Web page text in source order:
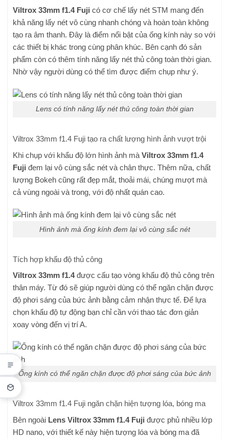
Viltrox 33mm f1.4 Fuji có cơ chế lấy nét STM mang đến
khả năng lấy nét vô cùng nhanh chóng và hoàn toàn không
tạo ra âm thanh. Đây là điểm nổi bật của ống kính này so với
các thiết bị khác trong cùng phân khúc. Bên cạnh đó sản
phẩm còn có thêm tính năng lấy nét thủ công toàn thời gian.
Nhờ vậy người dùng có thể tìm được điểm chụp như ý.
Lens có tính năng lấy nét thủ công toàn thời gian
Viltrox 33mm f1.4 Fuji tạo ra chất lượng hình ảnh vượt trội
Khi chụp với khẩu độ lớn hình ảnh mà Viltrox 33mm f1.4
Fuji đem lại vô cùng sắc nét và chân thực. Thêm nữa, chất
lượng Bokeh cũng rất đẹp mắt, thoải mái, chúng mượt mà
cả vùng ngoài và trong, với độ nhất quán cao.
Hình ảnh mà ống kính đem lại vô cùng sắc nét
Tích hợp khẩu độ thủ công
Viltrox 33mm f1.4được cấu tạo vòng khẩu độ thủ công trên
thân máy. Từ đó sẽ giúp người dùng có thể ngăn chặn được
độ phơi sáng của bức ảnh bằng cảm nhận thực tế. Để lựa
chọn khẩu độ tự động bạn chỉ cần với thao tác đơn giản
xoay vòng đến vị trí A.
Ống kính có thể ngăn chặn được độ phơi sáng của bức ảnh
Viltrox 33mm f1.4 Fuji ngăn chặn hiện tượng lóa, bóng ma
Bên ngoài Lens Viltrox 33mm f1.4 Fuji được phủ nhiều lớp
HD nano, với thiết kế này hiện tượng lóa và bóng ma đã